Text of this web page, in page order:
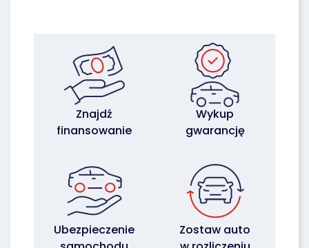
Znajdź
finansowanie
Wykup
gwarancję
Ubezpieczenie
Zostaw auto